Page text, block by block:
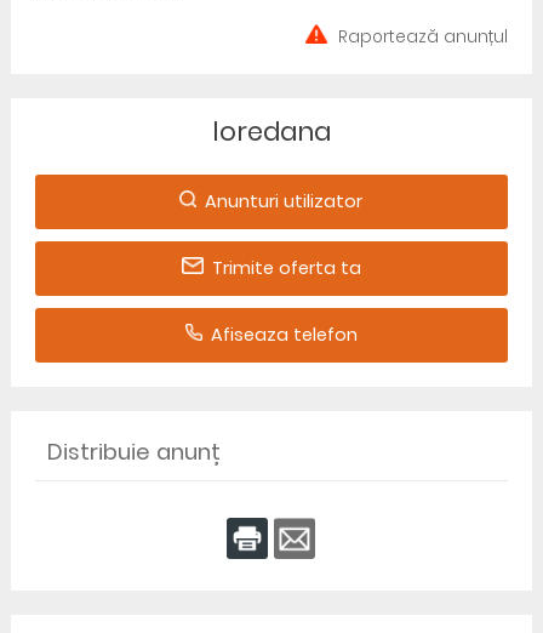
Raportează anunțul
loredana
Anunturi utilizator
Trimite oferta ta
Afiseaza telefon
Distribuie anunț